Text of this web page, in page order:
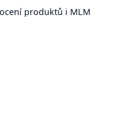
produktů i MLM